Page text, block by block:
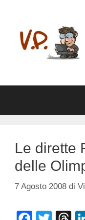
contenuto
Le dirette
delle
7 Agosto 2008 di